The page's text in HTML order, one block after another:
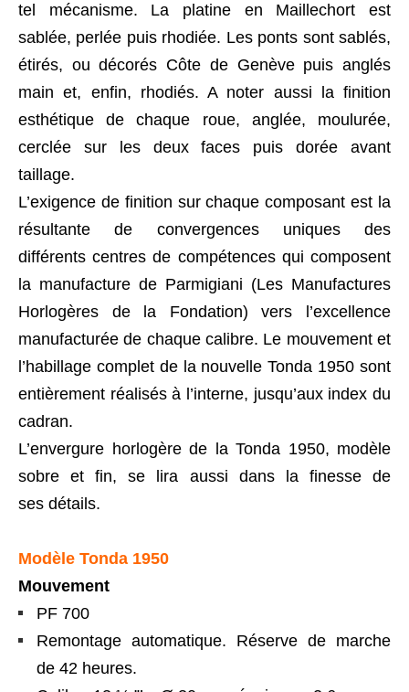
tel mécanisme. La platine en Maillechort est
sablée, perlée puis rhodiée. Les ponts sont sablés,
étirés, ou décorés Côte de Genève puis anglés
main et, enfin, rhodiés. A noter aussi la finition
esthétique de chaque roue, anglée, moulurée,
cerclée sur les deux faces puis dorée avant
taillage.
L’exigence de finition sur chaque composant est la
résultante de convergences uniques des
différents centres de compétences qui composent
la manufacture de Parmigiani (Les Manufactures
Horlogères de la Fondation) vers l’excellence
manufacturée de chaque calibre. Le mouvement et
l’habillage complet de la nouvelle Tonda 1950 sont
entièrement réalisés à l’interne, jusqu’aux index du
cadran.
L’envergure horlogère de la Tonda 1950, modèle
sobre et fin, se lira aussi dans la finesse de
ses détails.
Modèle Tonda 1950
Mouvement
PF 700
Remontage automatique. Réserve de marche
de 42 heures.